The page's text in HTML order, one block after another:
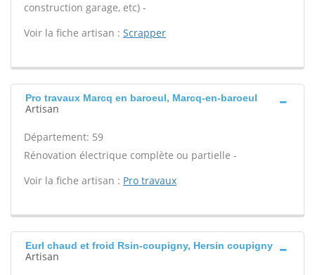
construction garage, etc) -
Voir la fiche artisan : Scrapper
Pro travaux Marcq en baroeul, Marcq-en-baroeul
Artisan
Département: 59
Rénovation électrique complète ou partielle -
Voir la fiche artisan : Pro travaux
Eurl chaud et froid Rsin-coupigny, Hersin coupigny
Artisan